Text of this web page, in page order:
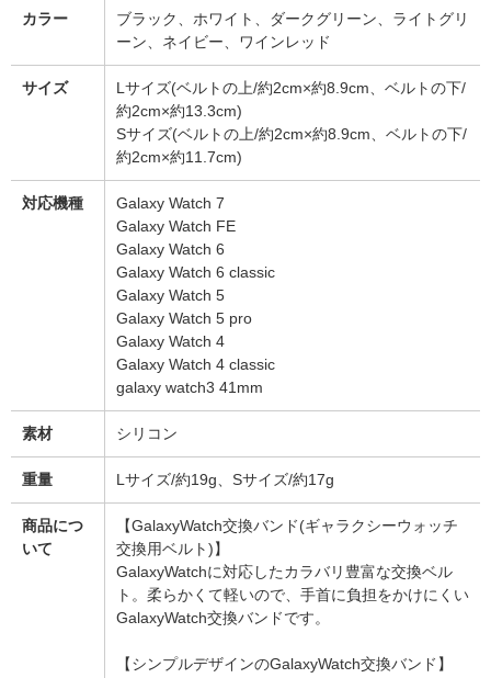
カラー
ブラック、ホワイト、ダークグリーン、ライトグリ
ーン、ネイビー、ワインレッド
サイズ
Lサイズ(ベルトの上/約2cm×約8.9cm、ベルトの下/
約2cm×約13.3cm)
Sサイズ(ベルトの上/約2cm×約8.9cm、ベルトの下/
約2cm×約11.7cm)
対応機種
Galaxy Watch 7
Galaxy Watch FE
Galaxy Watch 6
Galaxy Watch 6 classic
Galaxy Watch 5
Galaxy Watch 5 pro
Galaxy Watch 4
Galaxy Watch 4 classic
galaxy watch3 41mm
素材 シリコン
重量 Lサイズ/約19g、Sサイズ/約17g
商品につ
いて
【GalaxyWatch交換バンド(ギャラクシーウォッチ
交換用ベルト)】
GalaxyWatchに対応したカラバリ豊富な交換ベル
ト。柔らかくて軽いので、手首に負担をかけにくい
GalaxyWatch交換バンドです。
【シンプルデザインのGalaxyWatch交換バンド】